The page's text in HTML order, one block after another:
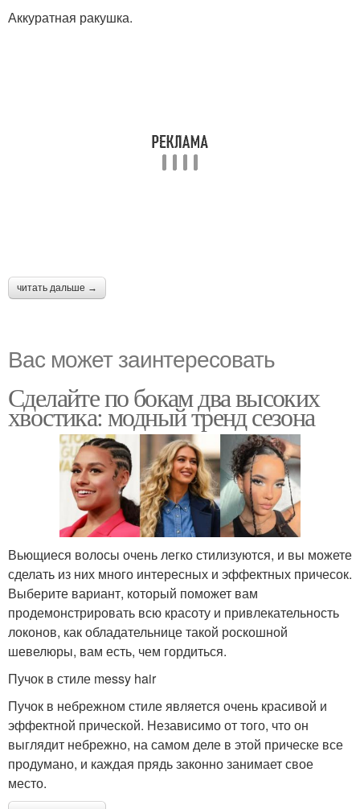
Аккуратная ракушка.
читать дальше →
Вас может заинтересовать
Сделайте по бокам два высоких
хвостика: модный тренд сезона
Вьющиеся волосы очень легко стилизуются, и вы можете
сделать из них много интересных и эффектных причесок.
Выберите вариант, который поможет вам
продемонстрировать всю красоту и привлекательность
локонов, как обладательнице такой роскошной
шевелюры, вам есть, чем гордиться.
Пучок в стиле messy hair
Пучок в небрежном стиле является очень красивой и
эффектной прической. Независимо от того, что он
выглядит небрежно, на самом деле в этой прическе все
продумано, и каждая прядь законно занимает свое
место.